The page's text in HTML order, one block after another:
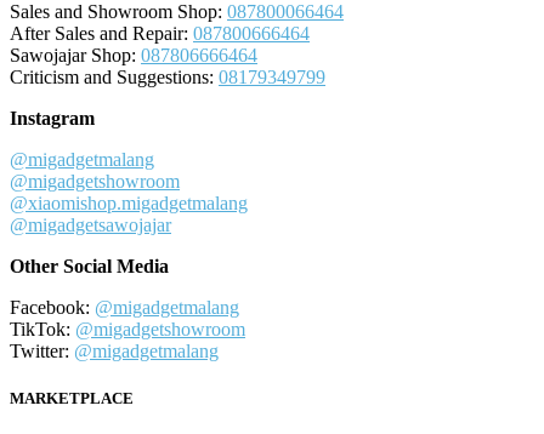
Sales and Showroom Shop: 087800066464
After Sales and Repair: 087800666464
Sawojajar Shop: 087806666464
Criticism and Suggestions: 08179349799
Instagram
@migadgetmalang
@migadgetshowroom
@xiaomishop.migadgetmalang
@migadgetsawojajar
Other Social Media
Facebook: @migadgetmalang
TikTok: @migadgetshowroom
Twitter: @migadgetmalang
MARKETPLACE